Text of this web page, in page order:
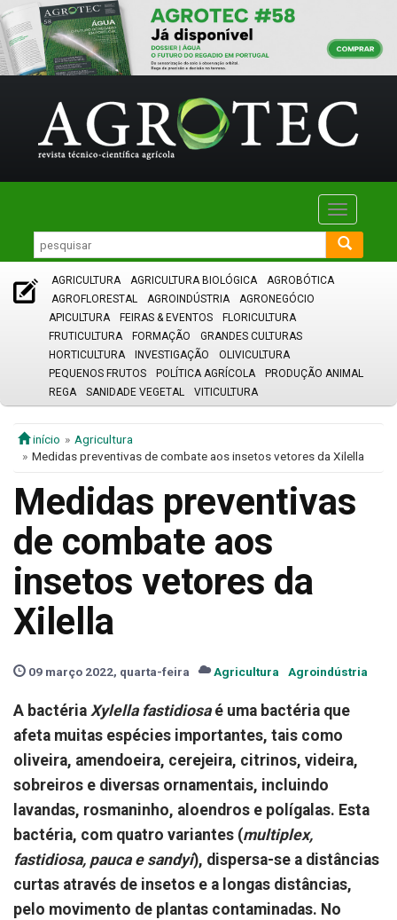
Toggle
AGRICULTURA AGRICULTURA BIOLÓGICA
AGROBÓTICA
AGROFLORESTAL
AGROINDÚSTRIA
AGRONEGÓCIO
APICULTURA
FEIRAS & EVENTOS
FLORICULTURA
FRUTICULTURA
FORMAÇÃO
GRANDES CULTURAS
HORTICULTURA
INVESTIGAÇÃO
OLIVICULTURA
PEQUENOS FRUTOS
POLÍTICA AGRÍCOLA
PRODUÇÃO ANIMAL
REGA
SANIDADE VEGETAL VITICULTURA
início
Agricultura
Medidas preventivas de combate aos insetos vetores da Xilella
Medidas preventivas
de combate aos
insetos vetores da
Xilella
09 março 2022, quarta-feira Agricultura Agroindústria
A bactéria Xylella fastidiosaé uma bactéria que
afeta muitas espécies importantes, tais como
oliveira, amendoeira, cerejeira, citrinos, videira,
sobreiros e diversas ornamentais, incluindo
lavandas, rosmaninho, aloendros e polígalas. Esta
bactéria, com quatro variantes (multiplex,
fastidiosa, pauca e sandyi), dispersa-se a distâncias
curtas através de insetos e a longas distâncias,
pelo movimento de plantas contaminadas. No